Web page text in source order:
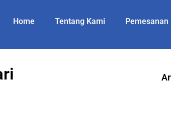
Home Tentang Kami Pemesanan